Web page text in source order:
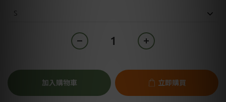
加入購物車 立即購買